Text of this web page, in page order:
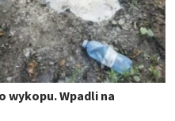
wykopu. Wpadli na